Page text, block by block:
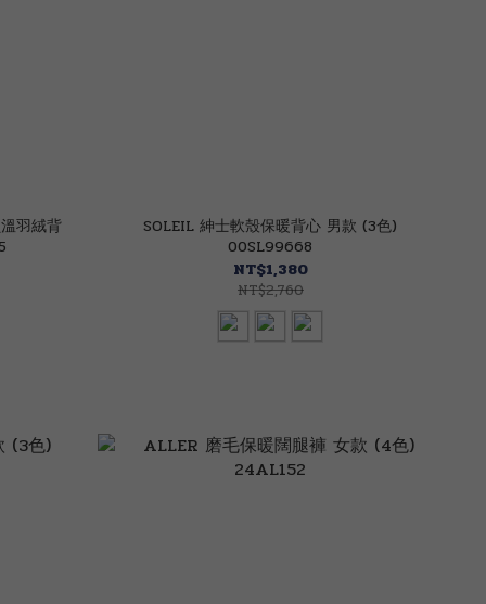
羽絨背
SOLEIL 紳士軟殼保暖背心 男款 (3色)
00SL99668
NT$1,380
NT$2,760